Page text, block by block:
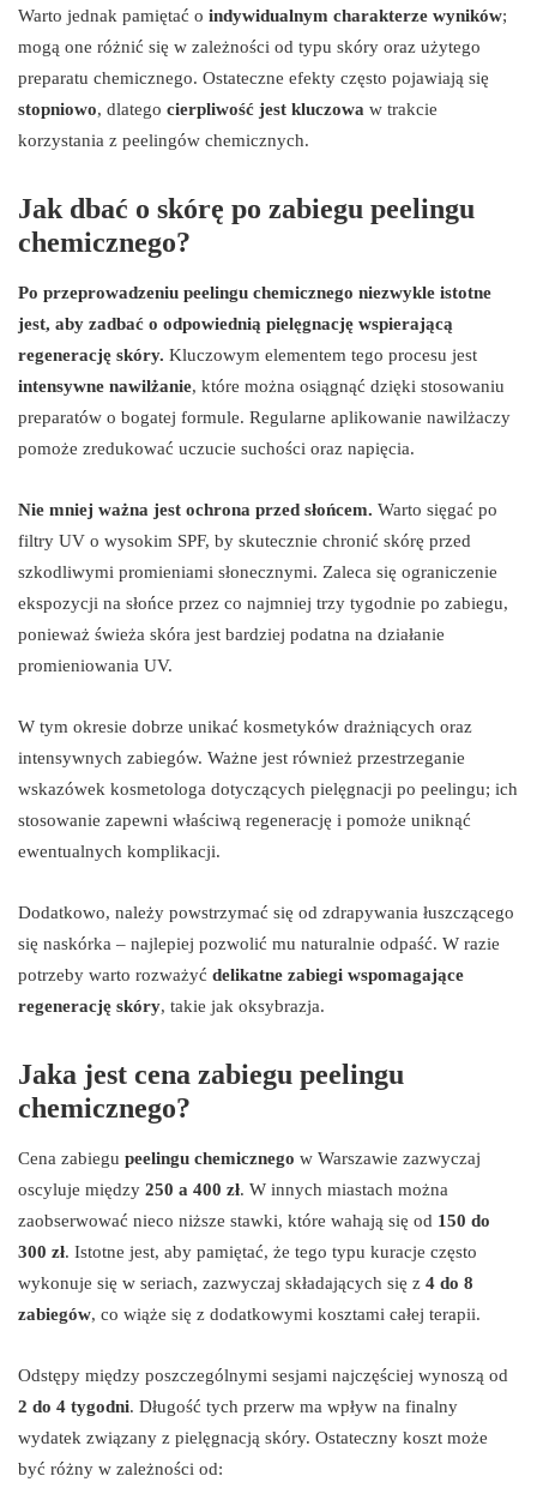
Warto jednak pamiętać o indywidualnym charakterze wyników;
mogą one różnić się w zależności od typu skóry oraz użytego
preparatu chemicznego. Ostateczne efekty często pojawiają się
stopniowo, dlatego cierpliwość jest kluczowa w trakcie
korzystania z peelingów chemicznych.
Jak dbać o skórę po zabiegu peelingu
chemicznego?
Po przeprowadzeniu peelingu chemicznego niezwykle istotne
jest, aby zadbać o odpowiednią pielęgnację wspierającą
regenerację skóry. Kluczowym elementem tego procesu jest
intensywne nawilżanie, które można osiągnąć dzięki stosowaniu
preparatów o bogatej formule. Regularne aplikowanie nawilżaczy
pomoże zredukować uczucie suchości oraz napięcia.
Nie mniej ważna jest ochrona przed słońcem. Warto sięgać po
filtry UV o wysokim SPF, by skutecznie chronić skórę przed
szkodliwymi promieniami słonecznymi. Zaleca się ograniczenie
ekspozycji na słońce przez co najmniej trzy tygodnie po zabiegu,
ponieważ świeża skóra jest bardziej podatna na działanie
promieniowania UV.
W tym okresie dobrze unikać kosmetyków drażniących oraz
intensywnych zabiegów. Ważne jest również przestrzeganie
wskazówek kosmetologa dotyczących pielęgnacji po peelingu; ich
stosowanie zapewni właściwą regenerację i pomoże uniknąć
ewentualnych komplikacji.
Dodatkowo, należy powstrzymać się od zdrapywania łuszczącego
się naskórka – najlepiej pozwolić mu naturalnie odpaść. W razie
potrzeby warto rozważyć delikatne zabiegi wspomagające
regenerację skóry, takie jak oksybrazja.
Jaka jest cena zabiegu peelingu
chemicznego?
Cena zabiegu peelingu chemicznego w Warszawie zazwyczaj
oscyluje między 250 a 400 zł. W innych miastach można
zaobserwować nieco niższe stawki, które wahają się od 150 do
300 zł. Istotne jest, aby pamiętać, że tego typu kuracje często
wykonuje się w seriach, zazwyczaj składających się z 4 do 8
zabiegów, co wiąże się z dodatkowymi kosztami całej terapii.
Odstępy między poszczególnymi sesjami najczęściej wynoszą od
2 do 4 tygodni. Długość tych przerw ma wpływ na finalny
wydatek związany z pielęgnacją skóry. Ostateczny koszt może
być różny w zależności od: